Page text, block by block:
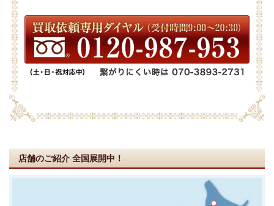
店舗のご紹介 全国展開中！